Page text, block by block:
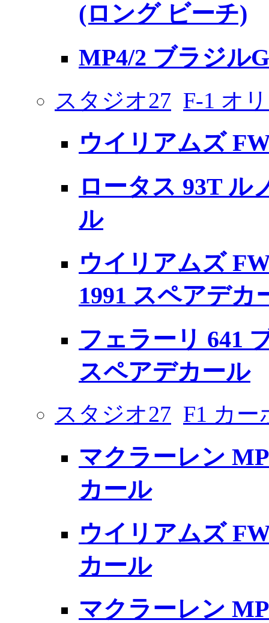
(ロング ビーチ)
MP4/2 ブラジル
スタジオ27 F-1 オ
ウイリアムズ
ロータス 93T ル
ル
ウイリアムズ
1991 スペアデカ
フェラーリ 641
スペアデカール
スタジオ27 F1 カー
マクラーレン
カール
ウイリアムズ
カール
マクラーレン